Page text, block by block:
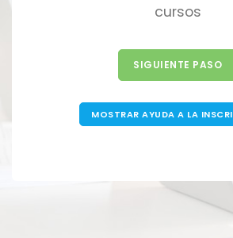
cursos
SIGUIENTE PASO
MOSTRAR AYUDA A LA